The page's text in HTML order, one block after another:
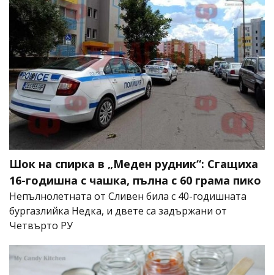
Шок на спирка в „Меден рудник“: Сгащиха
16-годишна с чашка, пълна с 60 грама пико
Непълнолетната от Сливен била с 40-годишната
бургазлийка Недка, и двете са задържани от
Четвърто РУ